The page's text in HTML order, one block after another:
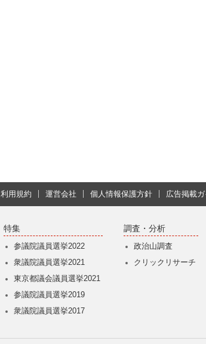
利用規約 運営会社 個人情報保護方針 広告掲載
特集
参議院議員選挙2022
衆議院議員選挙2021
東京都議会議員選挙2021
参議院議員選挙2019
衆議院議員選挙2017
調査・分析
政治山調査
クリックリサーチ